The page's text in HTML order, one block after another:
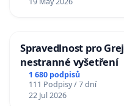
Spravedlnost pro
nestranné vyšetření
1 680 podpisů
111 Podpisy / 7 dní
22 Jul 2026